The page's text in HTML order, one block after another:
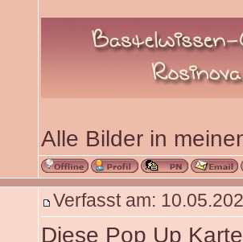
Alle Bilder in
Verfasst am:
Diese Pop Up